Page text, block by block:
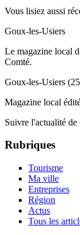
Vous lisiez aussi
Goux-les-Usiers
Le magazine local
Comté.
Goux-les-Usiers
Magazine local
Suivre l'actualité
Rubriques
Tourisme
Ma ville
Entreprises
Région
Actus
Tous les